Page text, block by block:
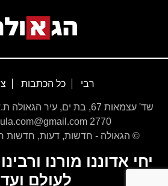
רבי כל הכתבות
2770 www.hageula.com@gmail.com
© הגאולה - חדשות, דעות, חדשות
יחי אדוננו מורנו
לעולם